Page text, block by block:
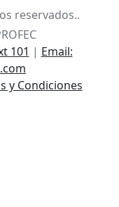
reservados..
101 | Email:
y Condiciones